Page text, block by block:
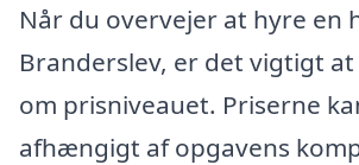
Når du overvejer at hyre en
Branderslev, er det vigtigt at
om prisniveauet. Priserne
afhængigt af opgavens